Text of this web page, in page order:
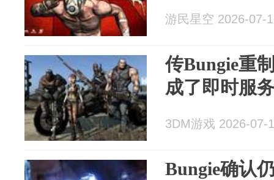
游民星空 2026-07-
传Bungie重
成了即时服
3DM游戏 2026-07-
Bungie确认